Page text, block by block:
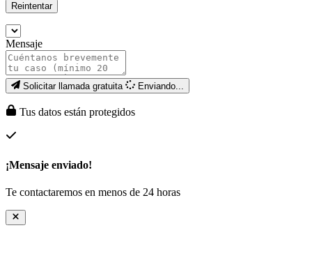
Reintentar
Mensaje
Solicitar llamada gratuita Enviando...
Tus datos están protegidos
¡Mensaje enviado!
Te contactaremos en menos de 24 horas